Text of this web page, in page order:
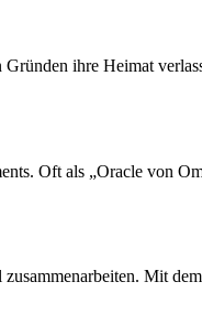
ihre Heimat
Oft als „Oracle von
Mit